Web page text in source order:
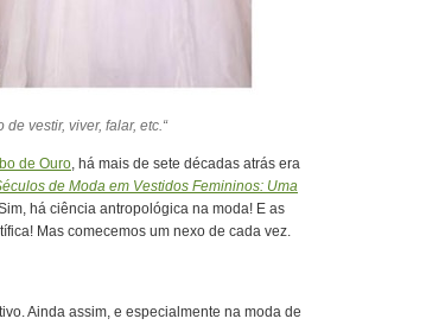
vestir, viver, falar, etc.“
de Ouro, há mais de sete décadas atrás era
de Moda em Vestidos Femininos: Uma
há ciência antropológica na moda! E as
Mas comecemos um nexo de cada vez.
Ainda assim, e especialmente na moda de